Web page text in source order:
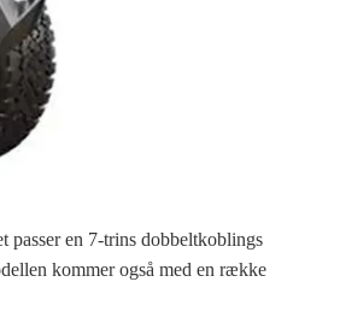
passer en 7-trins dobbeltkoblings
kommer også med en række